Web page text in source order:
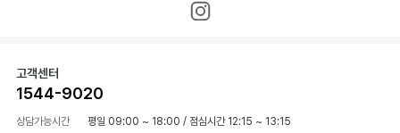
고객센터
1544-9020
상담가능시간 평일 09:00 ~ 18:00 / 점심시간 12:15 ~ 13:15